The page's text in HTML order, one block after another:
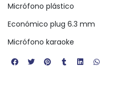
Micrófono plástico
Económico plug 6.3 mm
Micrófono karaoke